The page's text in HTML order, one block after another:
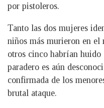
por pistoleros.
Tanto las dos mujeres
niños más murieron en el
otros cinco habrían huido
paradero es aún
confirmada de los
brutal ataque.